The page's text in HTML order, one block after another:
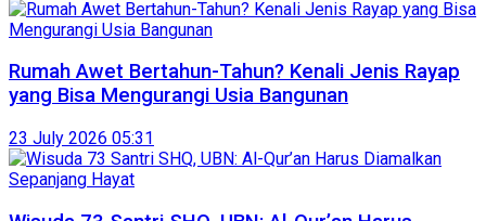
Rumah Awet Bertahun-Tahun? Kenali Jenis Rayap
yang Bisa Mengurangi Usia Bangunan
23 July 2026 05:31